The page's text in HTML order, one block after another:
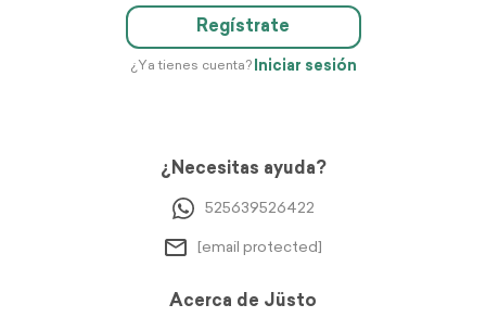
Regístrate
¿Ya tienes cuenta? Iniciar sesión
¿Necesitas ayuda?
525639526422
[email protected]
Acerca de Jüsto